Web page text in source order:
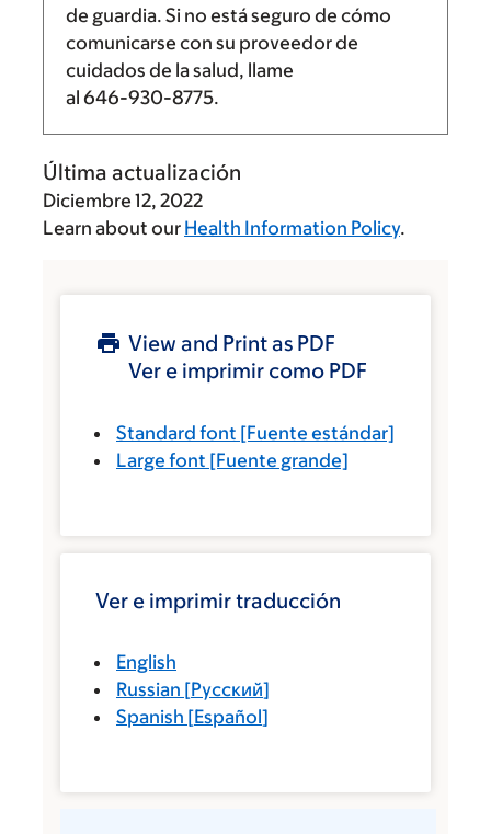
de guardia. Si no está seguro de cómo
comunicarse con su proveedor de
cuidados de la salud, llame
al 646-930-8775.
Última actualización
Diciembre 12, 2022
Learn about our Health Information Policy.
View and Print as PDF
Ver e imprimir como PDF
Standard font [Fuente estándar]
Large font [Fuente grande]
Ver e imprimir traducción
English
Russian [Русский]
Spanish [Español]